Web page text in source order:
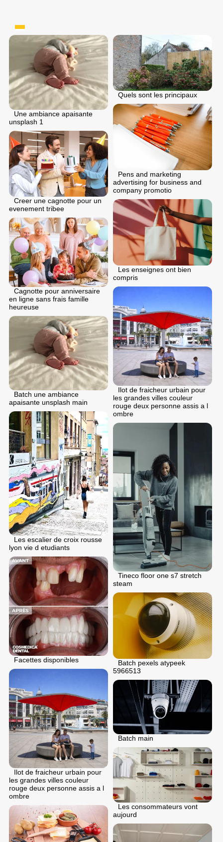
Une ambiance apaisante
unsplash 1
Quels sont les principaux
Pens and marketing
advertising for business and
company promotio
Creer une cagnotte pour un
evenement tribee
Les enseignes ont bien
compris
Cagnotte pour anniversaire
en ligne sans frais famille
heureuse
Ilot de fraicheur urbain pour
les grandes villes couleur
rouge deux personne assis a l
ombre
Batch une ambiance
apaisante unsplash main
Les escalier de croix rousse
lyon vie d etudiants
Tineco floor one s7 stretch
steam
Facettes disponibles
Batch pexels atypeek
5966513
Ilot de fraicheur urbain pour
les grandes villes couleur
rouge deux personne assis a l
ombre
Batch main
Les consommateurs vont
aujourd